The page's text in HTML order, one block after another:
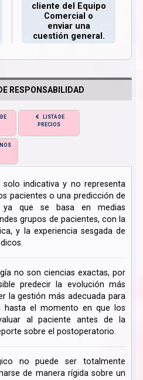
cliente del Equipo
Comercial o
enviar una
cuestión general.
RESPONSABILIDAD
LISTA DE
PRECIOS
indicativa y no representa
pacientes o una predicción de
ya que se basa en medias
grupos de pacientes, con la
y la experiencia sesgada de
no son ciencias exactas, por
predecir la evolución más
la gestión más adecuada para
hasta el momento en que los
al paciente antes de la
sobre el postoperatorio.
no puede ser totalmente
de manera rígida sobre un